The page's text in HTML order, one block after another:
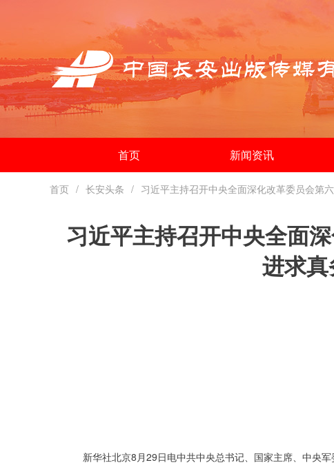
首页 新闻资讯
首页 长安头条 习近平主持召开中央全面深化改革委员会第
习近平主持召开中央全面
进求
新华社北京8月29日电中共中央总书记、国家主席、中央